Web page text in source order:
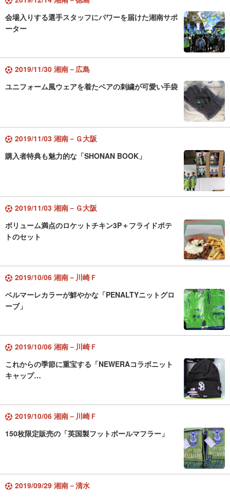
会場入りする選手スタッフにパワーを届けた湘南サポ
ーター
2019/11/30 湘南－広島
ユニフォーム風ウェアを着たベアの刺繍が可愛い手袋
2019/11/03 湘南－Ｇ大阪
購入者特典も魅力的な「SHONAN BOOK」
2019/11/03 湘南－Ｇ大阪
ボリューム満点のロケットチキン3P＋フライドポテ
トのセット
2019/10/06 湘南－川崎Ｆ
ベルマーレカラーが鮮やかな「PENALTYニットグロ
ーブ」
2019/10/06 湘南－川崎Ｆ
これからの季節に重宝する「NEWERAコラボニット
キャップ…
2019/10/06 湘南－川崎Ｆ
150枚限定販売の「英国製フットボールマフラー」
2019/09/29 湘南－清水